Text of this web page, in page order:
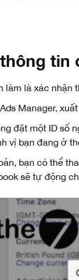
tin
làm là xác nhận
Manager,
đặt một ID số
vị bạn đang ở
bạn có thể
sẽ tự động